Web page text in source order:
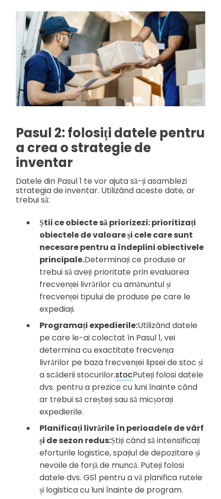
Pasul 2: folosiți datele pentru
a crea o strategie de
inventar
Datele din Pasul 1 te vor ajuta să-ți asamblezi
strategia de inventar. Utilizând aceste date, ar
trebui să:
Știi ce obiecte să priorizezi: prioritizați
obiectele de valoare și cele care sunt
necesare pentru a îndeplini obiectivele
principale.Determinați ce produse ar
trebui să aveți prioritate prin evaluarea
frecvenței livrărilor cu amănuntul și
frecvenței tipului de produse pe care le
expediați.
Programați expedierile:Utilizând datele
pe care le-ai colectat în Pasul 1, vei
determina cu exactitate frecvența
livrărilor pe baza frecvenței lipsei de stoc și
a scăderii stocurilor.stocPuteți folosi datele
dvs. pentru a prezice cu luni înainte când
ar trebui să creșteți sau să micșorați
expedierile.
Planificați livrările în perioadele de vârf
și de sezon redus:Știți când să intensificați
eforturile logistice, spațiul de depozitare și
nevoile de forță de muncă. Puteți folosi
datele dvs. GS1 pentru a vă planifica rutele
și logistica cu luni înainte de program.